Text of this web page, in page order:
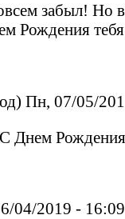
забыл! Но
Рождения
Пн, 07/05/
Днем
04/2019 - 16:09